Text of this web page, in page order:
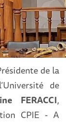
de la
de
FERACCI,
CPIE - A